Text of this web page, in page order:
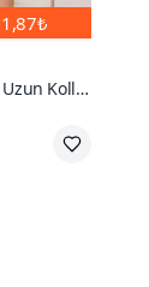
Kollu